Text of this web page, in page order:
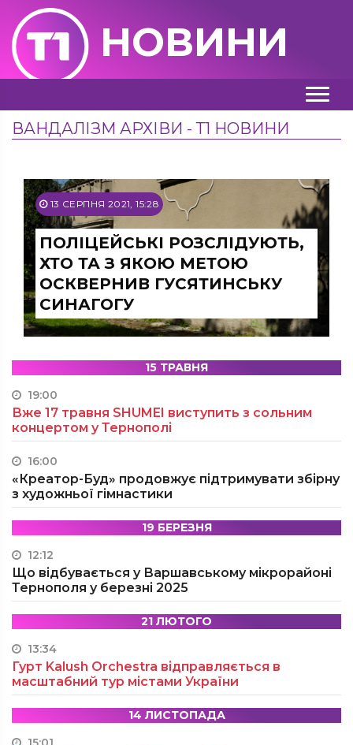
НОВИНИ
ВАНДАЛІЗМ АРХІВИ - Т1 НОВИНИ
13 СЕРПНЯ 2021, 15:28
ПОЛІЦЕЙСЬКІ РОЗСЛІДУЮТЬ,
ХТО ТА З ЯКОЮ МЕТОЮ
ОСКВЕРНИВ ГУСЯТИНСЬКУ
СИНАГОГУ
15 ТРАВНЯ
19:00
Вже 17 травня SHUMEI виступить з сольним
концертом у Тернополі
16:00
«Креатор-Буд» продовжує підтримувати збірну
з художньої гімнастики
19 БЕРЕЗНЯ
12:12
Що відбувається у Варшавському мікрорайоні
Тернополя у березні 2025
21 ЛЮТОГО
13:34
Гурт Kalush Orchestra відправляється в
масштабний тур містами України
14 ЛИСТОПАДА